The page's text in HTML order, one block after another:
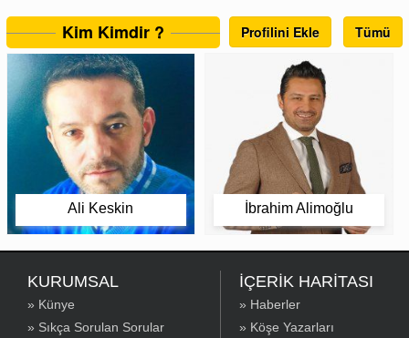
Kim Kimdir ? Profilini Ekle Tümü
Ali Keskin İbrahim Alimoğlu
KURUMSAL
» Künye
» Sıkça Sorulan Sorular
İÇERİK HARİTASI
» Haberler
» Köşe Yazarları